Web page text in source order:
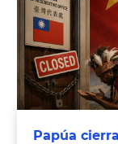
Papúa